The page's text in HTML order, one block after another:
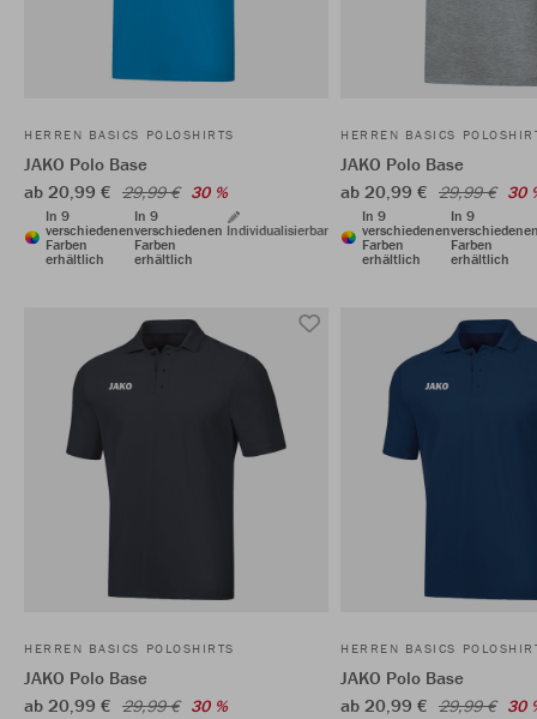
HERREN BASICS POLOSHIRTS
JAKO Polo Base
ab 20,99 € 29,99 € 30 %
In 9
verschiedenen
Farben
erhältlich
In 9
verschiedenen
Farben
erhältlich
Individualisierbar
HERREN BASICS
JAKO Polo Base
ab 20,99 € 29,99 € 30
In 9
verschiedenen
Farben
erhältlich
In 9
Farben
erhältlich
HERREN BASICS POLOSHIRTS
JAKO Polo Base
ab 20,99 € 29,99 € 30 %
HERREN BASICS
JAKO Polo Base
ab 20,99 € 29,99 € 30